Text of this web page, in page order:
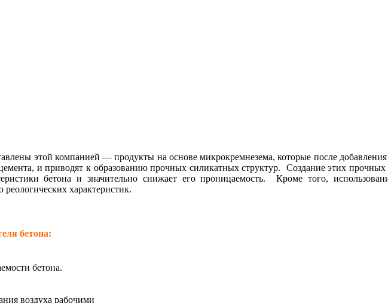
этой компанией — продукты на основе микрокремнезема, которые после
и приводят к образованию прочных силикатных структур. Создание этих прочных
бетона и значительно снижает его проницаемость. Кроме того,
характеристик.
бетона:
бетона.
воздуха рабочими